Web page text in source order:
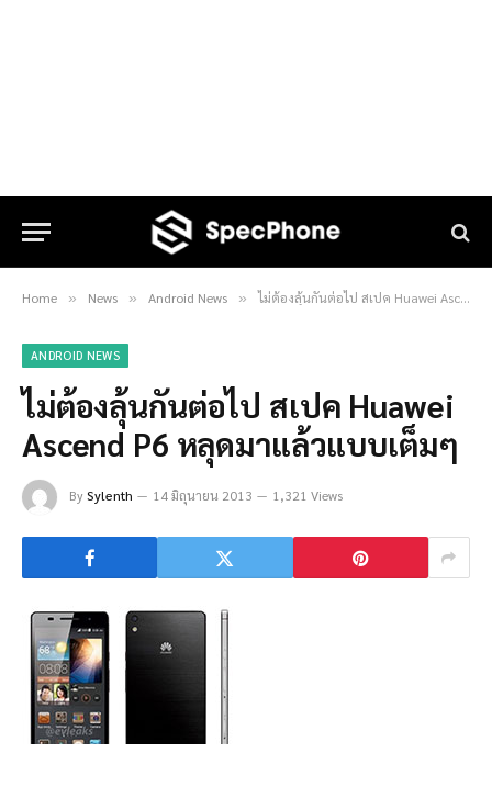
Home » News » Android News » ไม่ต้องลุ้นกันต่อไป สเปค Huawei Ascend P6 หลุดมาแล้วแบบเต็มๆ
ANDROID NEWS
ไม่ต้องลุ้นกันต่อไป สเปค Huawei
Ascend P6 หลุดมาแล้วแบบเต็มๆ
BySylenth 14 มิถุนายน 2013 1,321 Views